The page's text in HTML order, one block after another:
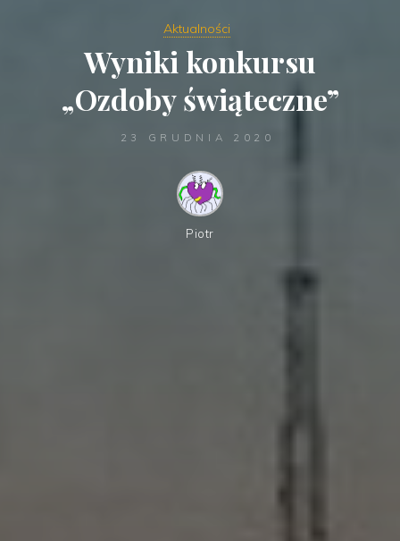
Aktualności
Wyniki konkursu
„Ozdoby świąteczne”
23 GRUDNIA 2020
Piotr